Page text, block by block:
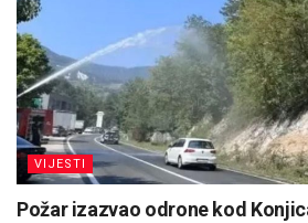
VIJESTI
Požar izazvao odrone kod